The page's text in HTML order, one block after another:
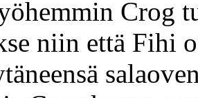
Crog
niin että Fihi